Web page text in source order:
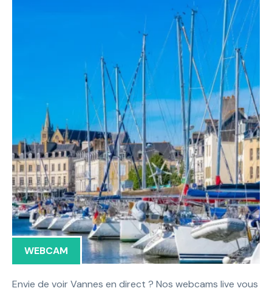
WEBCAM
Envie de voir Vannes en direct ? Nos webcams live vous